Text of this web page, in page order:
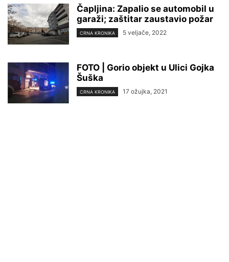
Čapljina: Zapalio se automobil u
garaži; zaštitar zaustavio požar
CRNA KRONIKA 5 veljače, 2022
FOTO | Gorio objekt u Ulici Gojka
Šuška
CRNA KRONIKA 17 ožujka, 2021